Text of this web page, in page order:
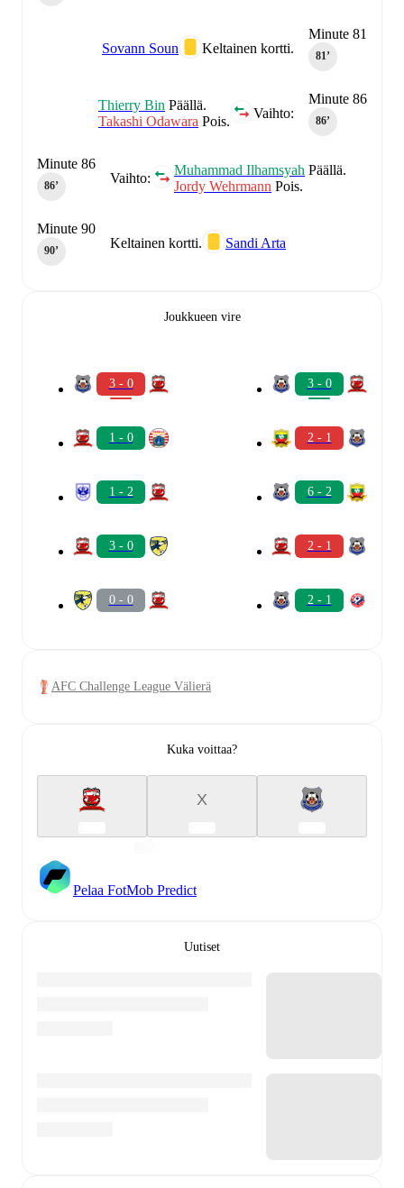
Minute 81
81‎’‎
Keltainen kortti.
Sovann Soun
Minute 86
86‎’‎
Vaihto:
Thierry Bin Päällä.
Takashi Odawara Pois.
Vaihto:
Muhammad Ilhamsyah Päällä.
Jordy Wehrmann Pois.
Minute 86
86‎’‎
Keltainen kortti. Sandi Arta
Minute 90
90‎’‎
Joukkueen vire
3 - 0
1 - 0
1 - 2
3 - 0
0 - 0
3 - 0
2 - 1
6 - 2
2 - 1
2 - 1
AFC Challenge League Välierä
Kuka voittaa?
X
Pelaa FotMob Predict
Uutiset